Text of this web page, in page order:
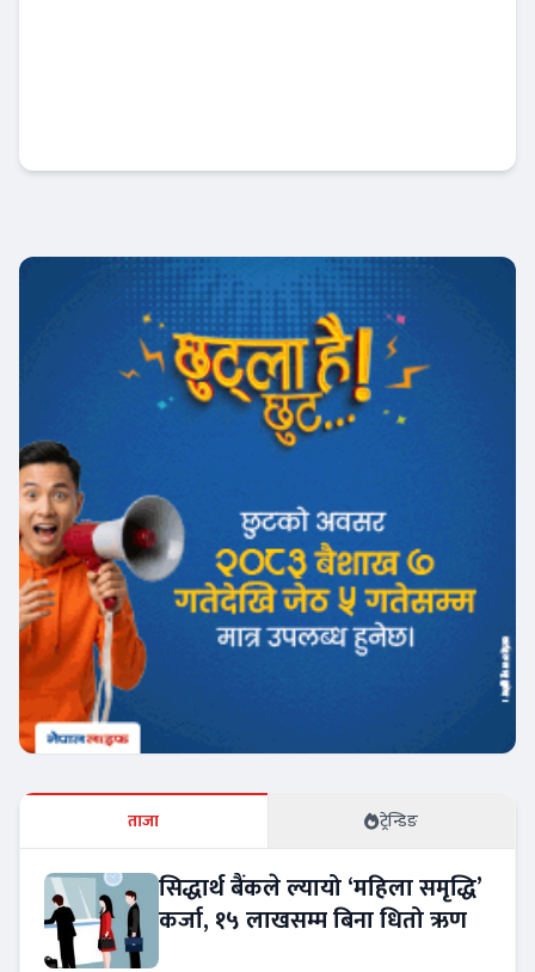
ताजा ट्रेन्डिङ
सिद्धार्थ बैंकले ल्यायो ‘महिला समृद्धि’
कर्जा, १५ लाखसम्म बिना धितो ऋण